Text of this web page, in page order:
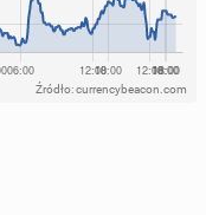
Źródło: currencybeacon.com